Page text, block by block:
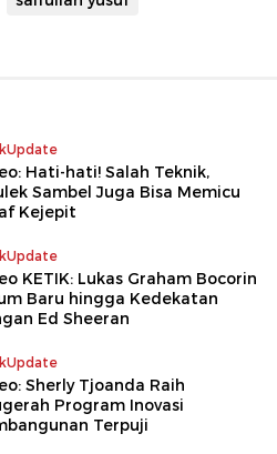
Hati-hati! Salah Teknik,
Sambel Juga Bisa Memicu
Kejepit
KETIK: Lukas Graham Bocorin
Baru hingga Kedekatan
Ed Sheeran
Sherly Tjoanda Raih
Program Inovasi
Terpuji